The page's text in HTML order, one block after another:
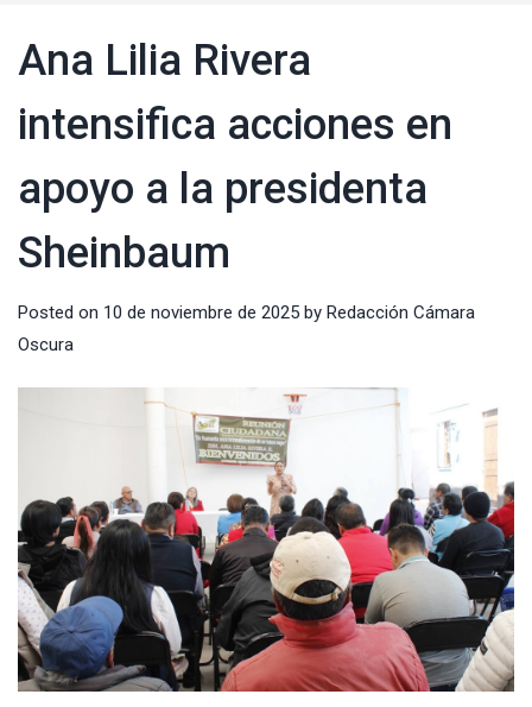
Ana Lilia Rivera
intensifica acciones en
apoyo a la presidenta
Sheinbaum
Posted on 10 de noviembre de 2025 by Redacción Cámara
Oscura